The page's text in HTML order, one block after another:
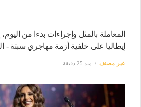
المعاملة بالمثل وإجراءات بدءا من
إيطاليا على خلفية أزمة مهاجري سبتة -
غير مصنف منذ 25 دقيقة